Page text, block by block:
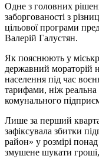
Одне з головних
заборгованості з
цільової програми
Валерій Галустян.
Як пояснюють у
державний мораторій
населення під час
тарифами, ніж реальна
комунального
Лише за перший
зафіксувала збитки
район» у розмірі
змушене шукати